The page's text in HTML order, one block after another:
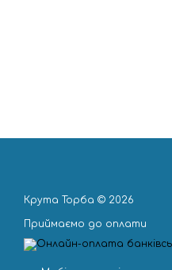
Крута Торба © 2026
Приймаємо до оплати